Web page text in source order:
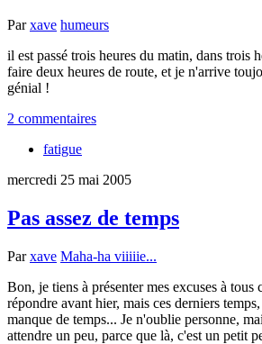
Parxave humeurs
il est passé trois heures du matin, dans trois
faire deux heures de route, et je n'arrive
génial !
2 commentaires
fatigue
mercredi 25 mai 2005
Pas assez de temps
Parxave Maha-ha viiiiie...
Bon, je tiens à présenter mes excuses à tous
répondre avant hier, mais ces derniers
manque de temps... Je n'oublie personne,
attendre un peu, parce que là, c'est un petit